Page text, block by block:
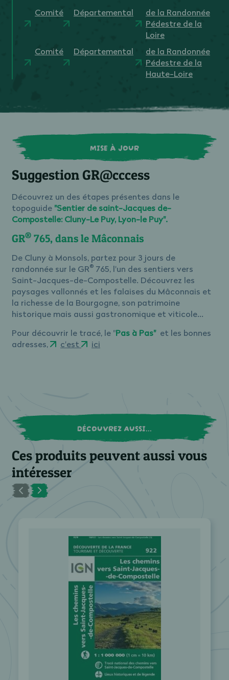
Comité
Départemental
de la Randonnée
Pédestre de la
Loire
Comité
Départemental
de la Randonnée
Pédestre de la
Haute-Loire
MISE À JOUR
Suggestion GR@cccess
Découvrez un des étapes présentes dans le
topoguide "Sentier de saint-Jacques de-
Compostelle: Cluny-Le Puy, Lyon-le Puy".
GR® 765, dans le Mâconnais
De Cluny à Monsols, partez pour 3 jours de
randonnée sur le GR® 765, l'un des sentiers vers
Saint-Jacques-de-Compostelle. Découvrez les
paysages vallonnés et les falaises du Mâconnais et
la richesse de la Bourgogne, son patrimoine
historique mais aussi gastronomique et viticole...
Pour découvrir le tracé, le "Pas à Pas"et les bonnes
adresses,
c'est ici
DÉCOUVREZ AUSSI...
Ces produits peuvent aussi vous
intéresser